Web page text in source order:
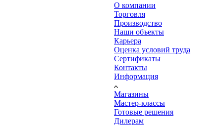
О компании
Торговля
Производство
Наши объекты
Карьера
Оценка условий труда
Сертификаты
Контакты
Информация
Магазины
Мастер-классы
Готовые решения
Дилерам